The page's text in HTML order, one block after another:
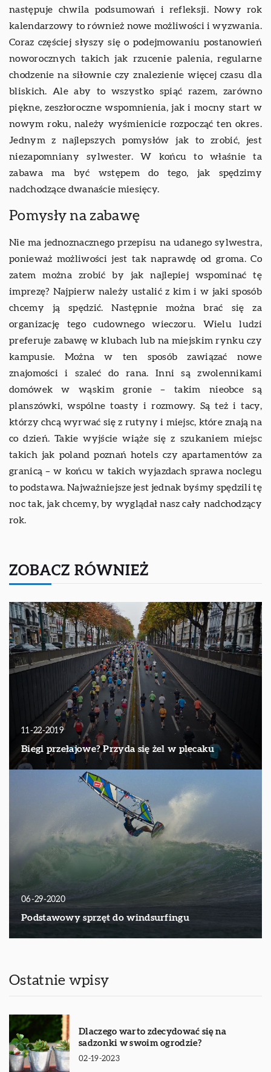
następuje chwila podsumowań i refleksji. Nowy rok
kalendarzowy to również nowe możliwości i wyzwania.
Coraz częściej słyszy się o podejmowaniu postanowień
noworocznych takich jak rzucenie palenia, regularne
chodzenie na siłownie czy znalezienie więcej czasu dla
bliskich. Ale aby to wszystko spiąć razem, zarówno
piękne, zeszłoroczne wspomnienia, jak i mocny start w
nowym roku, należy wyśmienicie rozpocząć ten okres.
Jednym z najlepszych pomysłów jak to zrobić, jest
niezapomniany sylwester. W końcu to właśnie ta
zabawa ma być wstępem do tego, jak spędzimy
nadchodzące dwanaście miesięcy.
Pomysły na zabawę
Nie ma jednoznacznego przepisu na udanego sylwestra,
ponieważ możliwości jest tak naprawdę od groma. Co
zatem można zrobić by jak najlepiej wspominać tę
imprezę? Najpierw należy ustalić z kim i w jaki sposób
chcemy ją spędzić. Następnie można brać się za
organizację tego cudownego wieczoru. Wielu ludzi
preferuje zabawę w klubach lub na miejskim rynku czy
kampusie. Można w ten sposób zawiązać nowe
znajomości i szaleć do rana. Inni są zwolennikami
domówek w wąskim gronie – takim nieobce są
planszówki, wspólne toasty i rozmowy. Są też i tacy,
którzy chcą wyrwać się z rutyny i miejsc, które znają na
co dzień. Takie wyjście wiąże się z szukaniem miejsc
takich jak poland poznań hotels czy apartamentów za
granicą – w końcu w takich wyjazdach sprawa noclegu
to podstawa. Najważniejsze jest jednak byśmy spędzili tę
noc tak, jak chcemy, by wyglądał nasz cały nadchodzący
rok.
ZOBACZ RÓWNIEŻ
11-22-2019
Biegi przełajowe? Przyda się żel w plecaku
06-29-2020
Podstawowy sprzęt do windsurfingu
Ostatnie wpisy
Dlaczego warto zdecydować się na
sadzonki w swoim ogrodzie?
02-19-2023